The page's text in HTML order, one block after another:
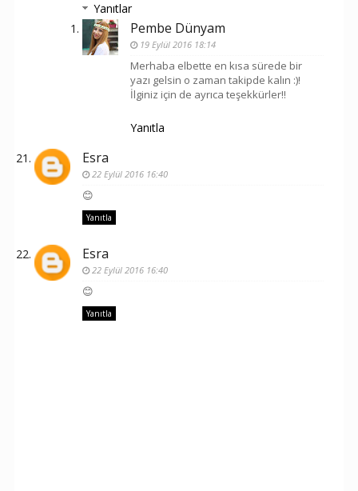
Yanıtlar
Pembe Dünyam
19 Eylül 2016 18:14
Merhaba elbette en kısa sürede bir
yazı gelsin o zaman takipde kalın :)!
İlginiz için de ayrıca teşekkürler!!
Yanıtla
Esra
22 Eylül 2016 16:40
😊
Yanıtla
Esra
22 Eylül 2016 16:40
😊
Yanıtla